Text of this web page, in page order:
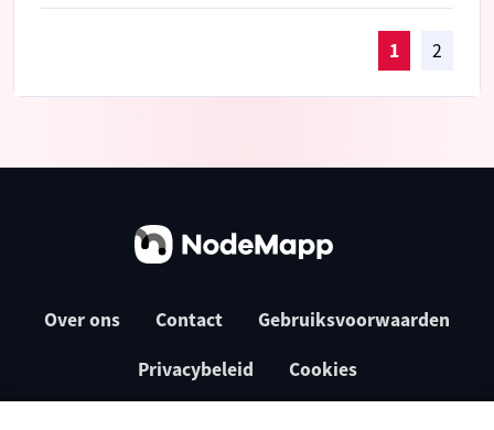
1 2
Over ons Contact Gebruiksvoorwaarden
Privacybeleid Cookies